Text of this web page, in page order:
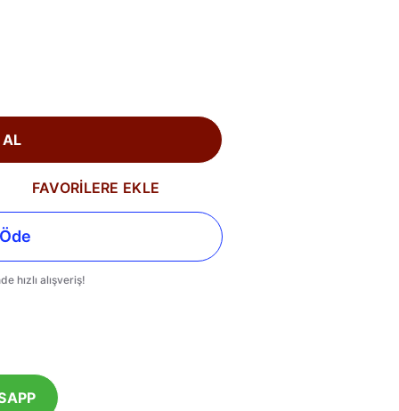
AL
FAVORİLERE EKLE